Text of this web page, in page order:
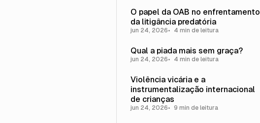
O papel da OAB no enfrentamento
da litigância predatória
jun 24, 2026 4 min de leitura
Qual a piada mais sem graça?
jun 24, 2026 4 min de leitura
Violência vicária e a
instrumentalização internacional
de crianças
jun 24, 2026 9 min de leitura